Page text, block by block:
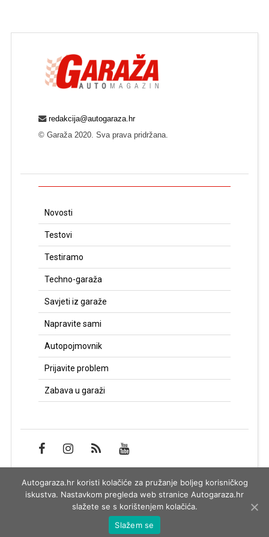
redakcija@autogaraza.hr
© Garaža 2020. Sva prava pridržana.
Novosti
Testovi
Testiramo
Techno-garaža
Savjeti iz garaže
Napravite sami
Autopojmovnik
Prijavite problem
Zabava u garaži
Impressum
Autogaraza.hr koristi kolačiće za pružanje boljeg korisničkog
iskustva. Nastavkom pregleda web stranice Autogaraza.hr
slažete se s korištenjem kolačića.
Slažem se